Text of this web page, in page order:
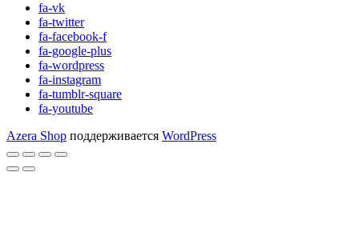
fa-vk
fa-twitter
fa-facebook-f
fa-google-plus
fa-wordpress
fa-instagram
fa-tumblr-square
fa-youtube
Azera Shop поддерживается WordPress